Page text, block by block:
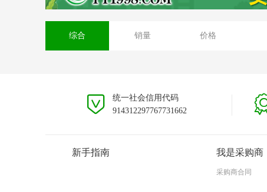
综合 销量 价格
统一社会信用代码
914312297767731662
新手指南 我是采购商
采购商合同